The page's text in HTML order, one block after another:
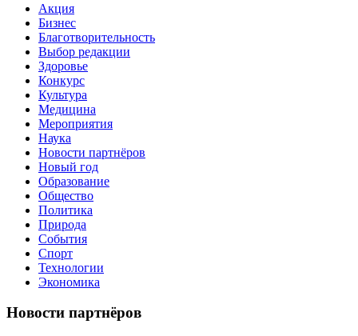
Акция
Бизнес
Благотворительность
Выбор редакции
Здоровье
Конкурс
Культура
Медицина
Мероприятия
Наука
Новости партнёров
Новый год
Образование
Общество
Политика
Природа
События
Спорт
Технологии
Экономика
Новости партнёров